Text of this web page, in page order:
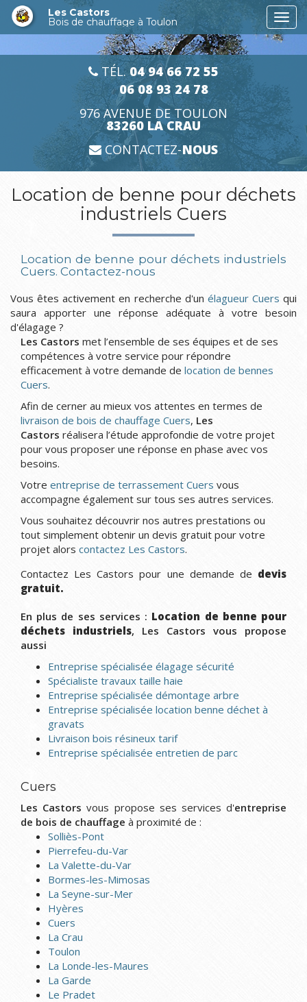
Aller
contenu
Les Castors
Bois de chauffage à Toulon
TÉL. 04 94 66 72 55
06 08 93 24 78
976 AVENUE DE TOULON
83260 LA CRAU
CONTACTEZ-NOUS
Location de benne pour déchets
industriels Cuers
Location de benne pour déchets industriels
Cuers. Contactez-nous
Vous êtes activement en recherche d'un élagueur Cuers qui
saura apporter une réponse adéquate à votre besoin
d'élagage ?
Les Castors met l’ensemble de ses équipes et de ses
compétences à votre service pour répondre
efficacement à votre demande de location de bennes
Cuers.
Afin de cerner au mieux vos attentes en termes de
livraison de bois de chauffage Cuers, Les
Castors réalisera l’étude approfondie de votre projet
pour vous proposer une réponse en phase avec vos
besoins.
Votre entreprise de terrassement Cuers vous
accompagne également sur tous ses autres services.
Vous souhaitez découvrir nos autres prestations ou
tout simplement obtenir un devis gratuit pour votre
projet alors contactez Les Castors.
Contactez Les Castors pour une demande de devis
gratuit.
En plus de ses services : Location de benne pour
déchets industriels, Les Castors vous propose
aussi
Entreprise spécialisée élagage sécurité
Spécialiste travaux taille haie
Entreprise spécialisée démontage arbre
Entreprise spécialisée location benne déchet à
gravats
Livraison bois résineux tarif
Entreprise spécialisée entretien de parc
Cuers
Les Castors vous propose ses services d'entreprise
de bois de chauffage à proximité de :
Solliès-Pont
Pierrefeu-du-Var
La Valette-du-Var
Bormes-les-Mimosas
La Seyne-sur-Mer
Hyères
Cuers
La Crau
Toulon
La Londe-les-Maures
La Garde
Le Pradet